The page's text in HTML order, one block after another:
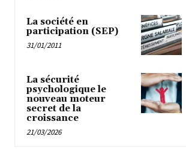
La société en
participation (SEP)
31/01/2011
La sécurité
psychologique le
nouveau moteur
secret de la
croissance
21/03/2026